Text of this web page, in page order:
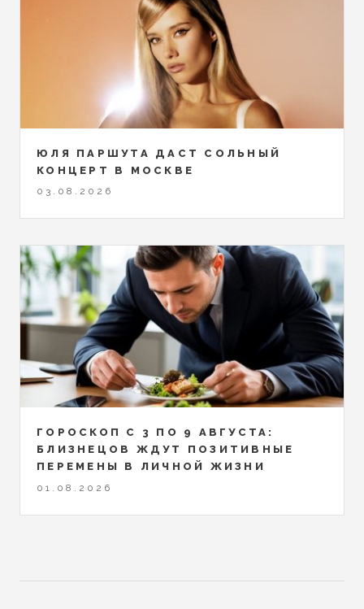
ЮЛЯ ПАРШУТА ДАСТ СОЛЬНЫЙ
КОНЦЕРТ В МОСКВЕ
03.08.2026
ГОРОСКОП С 3 ПО 9 АВГУСТА:
БЛИЗНЕЦОВ ЖДУТ ПОЗИТИВНЫЕ
ПЕРЕМЕНЫ В ЛИЧНОЙ ЖИЗНИ
01.08.2026